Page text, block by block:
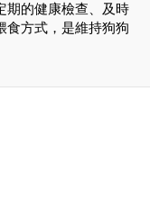
期的健康檢查、及時
食方式，是維持狗狗